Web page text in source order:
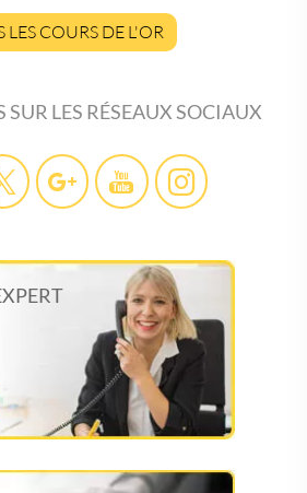
LES COURS DE L'OR
LES RÉSEAUX SOCIAUX